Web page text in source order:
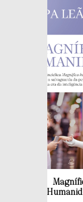
Magnífica
Humanidade